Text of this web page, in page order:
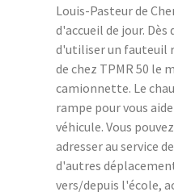
Louis-Pasteur de
d'accueil de jour. Dès
d'utiliser un fauteuil
de chez TPMR 50 le
camionnette. Le
rampe pour vous
véhicule. Vous
adresser au service
d'autres
vers/depuis l'école,